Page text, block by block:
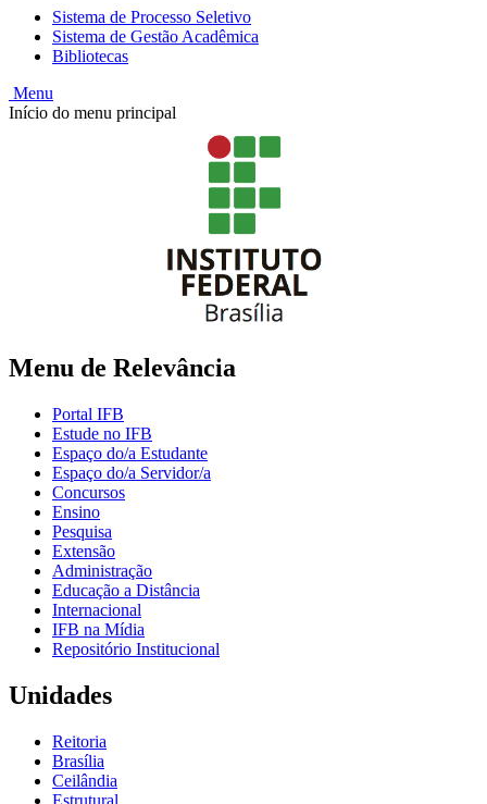
Sistema de Processo Seletivo
Sistema de Gestão Acadêmica
Bibliotecas
Menu
Início do menu principal
Menu de Relevância
Portal IFB
Estude no IFB
Espaço do/a Estudante
Espaço do/a Servidor/a
Concursos
Ensino
Pesquisa
Extensão
Administração
Educação a Distância
Internacional
IFB na Mídia
Repositório Institucional
Unidades
Reitoria
Brasília
Ceilândia
Estrutural